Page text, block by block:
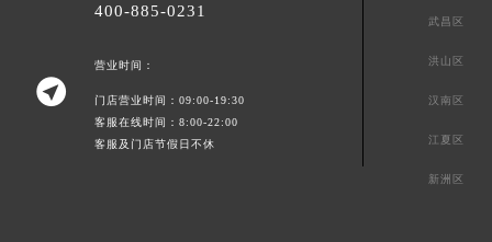
400-885-0231

营业时间：
门店营业时间：09:00-19:30
客服在线时间：8:00-22:00
客服及门店节假日不休
武昌区
洪山区
汉南区
江夏区
新洲区